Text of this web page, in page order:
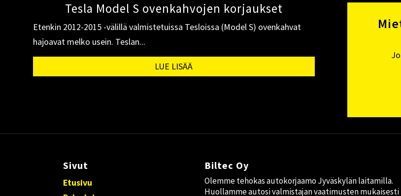
Tesla Model S ovenkahvojen korjaukset
Etenkin 2012-2015 -välillä valmistetuissa Tesloissa (Model S) ovenkahvat
hajoavat melko usein. Teslan...
LUE LISÄÄ
Sivut
Etusivu
Biltec Oy
Olemme tehokas autokorjaamo Jyväskylän laitamilla.
Huollamme autosi valmistajan vaatimusten mukaisesti